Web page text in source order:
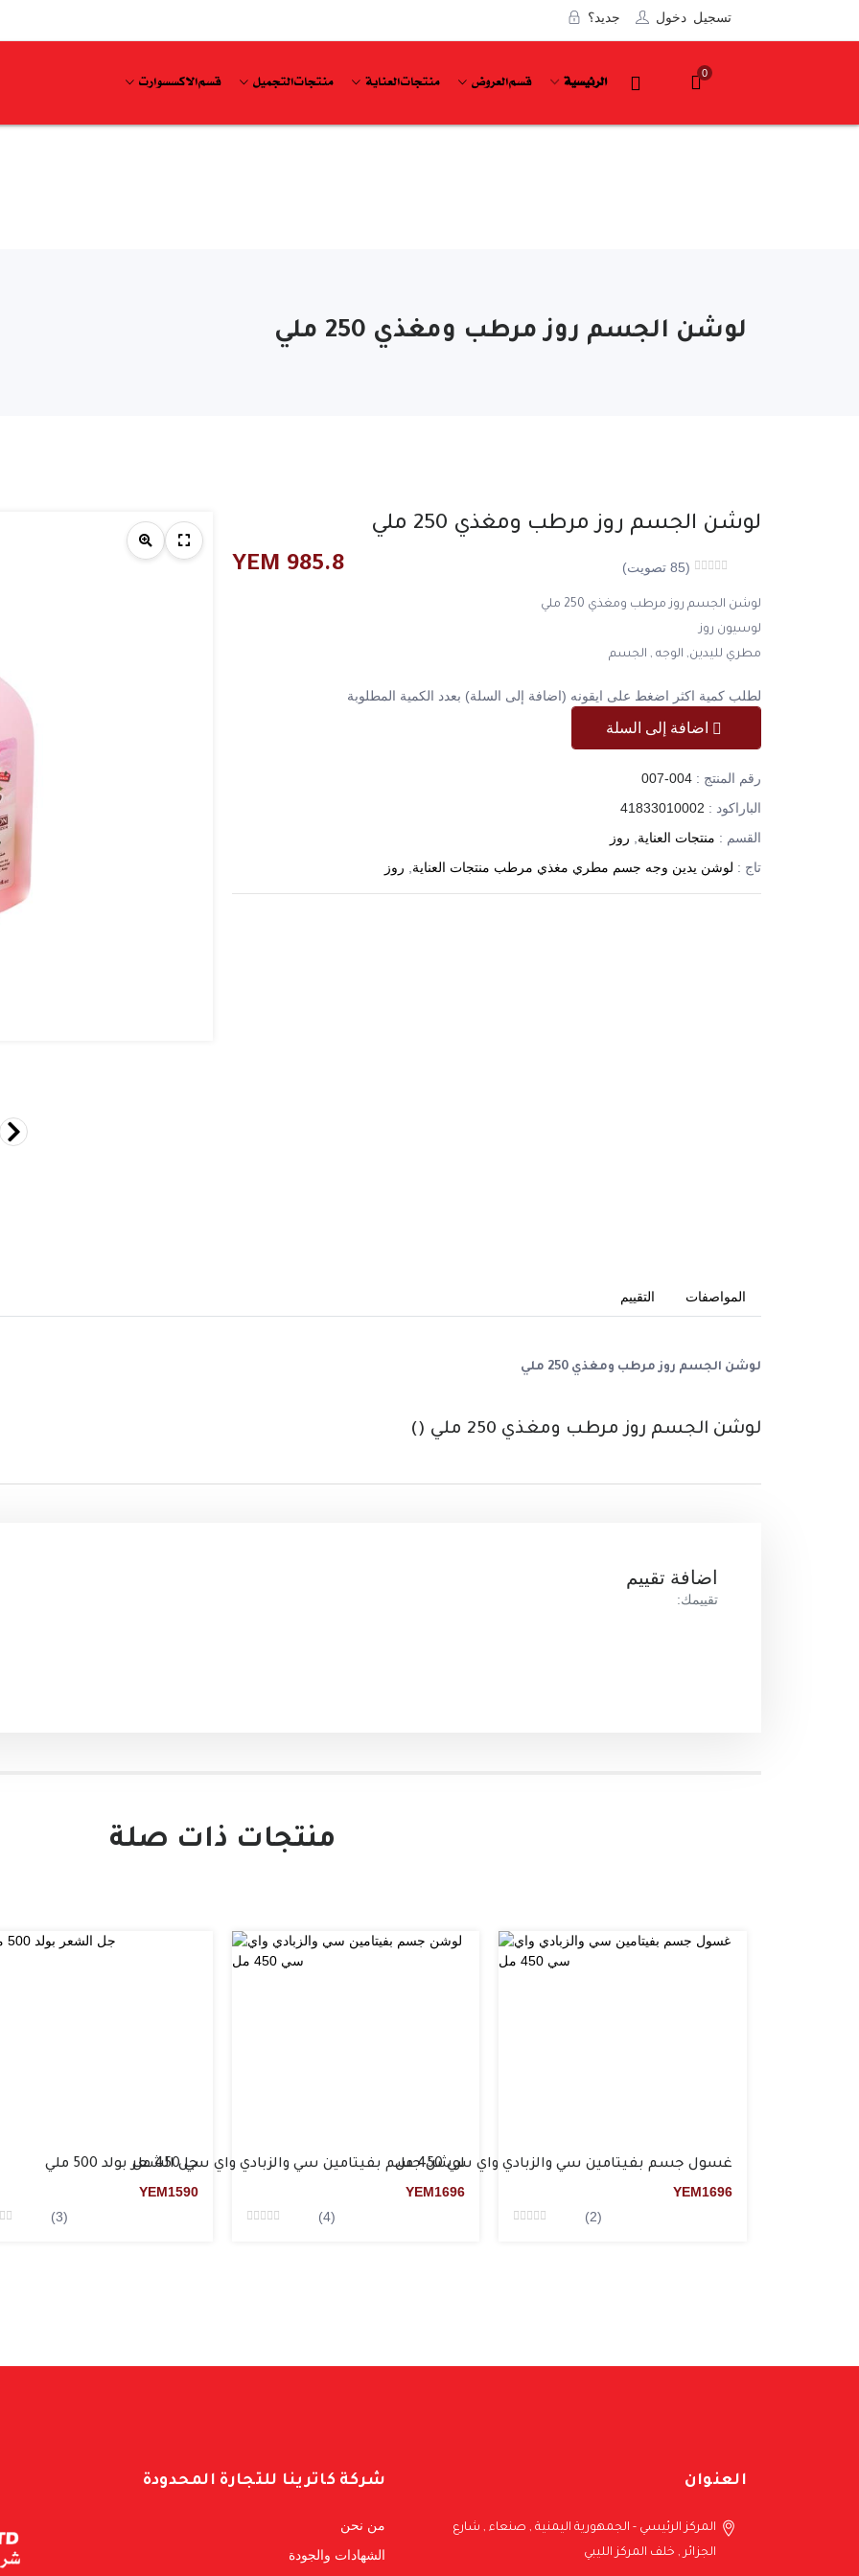
تسجيل دخول جديد؟
الرئيسية قسم العروض منتجات العناية منتجات التجميل قسم الاكسسوارت 0
لوشن الجسم روز مرطب ومغذي 250 ملي
لوشن الجسم روز مرطب ومغذي 250 ملي
0
5
عدد
المصوتين
(
85 تصويت) 985.8
لوشن الجسم روز مرطب ومغذي 250 ملي
لوسيون روز
مطري لليدين, الوجه , الجسم
لطلب كمية اكثر اضغط على ايقونه (اضافة إلى السلة) بعدد الكمية المطلوبة
اضافة إلى السلة
رقم المنتج : 007-004
الباراكود : 41833010002
القسم : منتجات العناية, روز
تاج : لوشن يدين وجه جسم مطري مغذي مرطب منتجات العناية, روز
المواصفات التقييم
لوشن الجسم روز مرطب ومغذي 250 ملي
لوشن الجسم روز مرطب ومغذي 250 ملي ()
اضافة تقييم
تقييمك:
منتجات ذات صلة
جل الشعر بولد 500 ملي
YEM1590
(3)
لوشن جسم بفيتامين سي والزبادي واي سي 450 مل
YEM1696
(4)
غسول جسم بفيتامين سي والزبادي واي سي 450 مل
YEM1696
(2)
شركة كاترينا للتجارة المحدودة
من نحن
الشهادات والجودة
العنوان
المركز الرئيسي - الجمهورية اليمنية , صنعاء , شارع
الجزائر , خلف المركز الليبي